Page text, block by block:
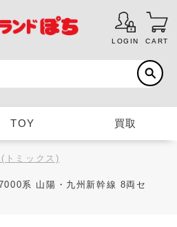
LOGIN CART
TOY 買取
トミックス)
系 山陽・九州新幹線 8両セ